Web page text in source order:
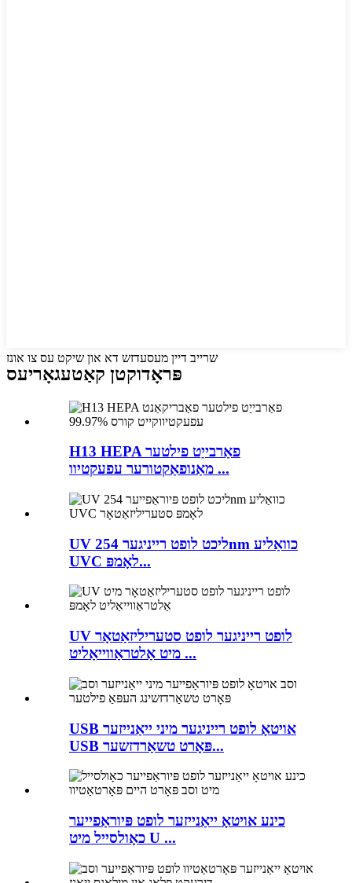
שרייב דיין מעסעדזש דא און שיקט עס צו אונז
פּראָדוקטן קאַטעגאָריעס
H13 HEPA פאַרבייַט פילטער
מאַנופאַקטורער עפעקטיוו ...
UV ליכט לופט רייניגער 254nm כוואַליע
UVC לאָמפּ...
UV לופט רייניגער לופט סטעריליזאַטאָר
מיט אַלטראַווייאַליט ...
USB אויטאָ לופט רייניגער מיני ייאַנייזער
USB פּאָרט טשאַרדזשער...
כינע אויטאָ ייאַנייזער לופט פּיוראַפייער
כאָולסייל מיט U ...